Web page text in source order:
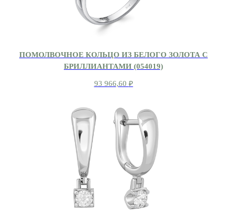
ПОМОЛВОЧНОЕ КОЛЬЦО ИЗ БЕЛОГО ЗОЛОТА С
БРИЛЛИАНТАМИ (054019)
93 966,60 ₽